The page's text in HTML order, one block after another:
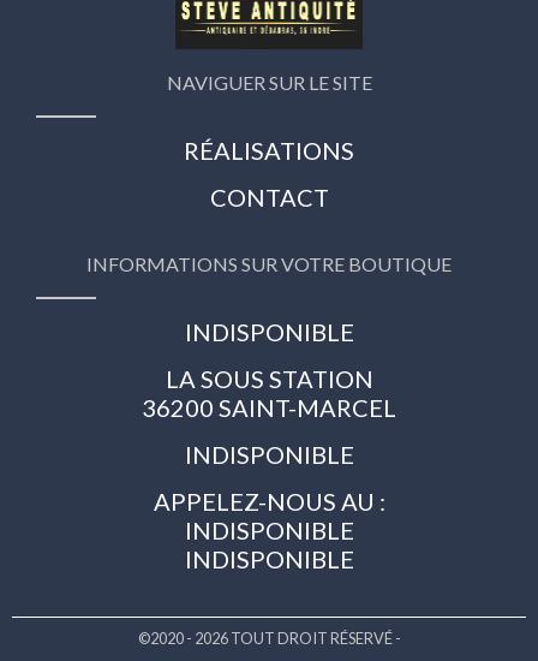
NAVIGUER SUR LE SITE
RÉALISATIONS
CONTACT
INFORMATIONS SUR VOTRE BOUTIQUE
INDISPONIBLE
LA SOUS STATION
36200 SAINT-MARCEL
INDISPONIBLE
APPELEZ-NOUS AU :
INDISPONIBLE
INDISPONIBLE
©2020 - 2026 TOUT DROIT RÉSERVÉ -